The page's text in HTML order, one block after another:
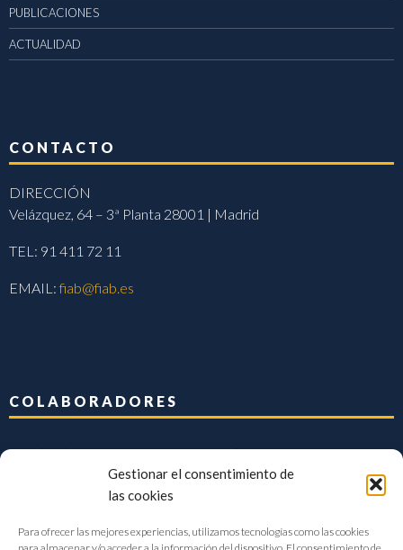
Gestionar el consentimiento de
las cookies
Para ofrecer las mejores experiencias, utilizamos tecnologías como las cookies
PUBLICACIONES
ACTUALIDAD
CONTACTO
DIRECCIÓN
Velázquez, 64 – 3ª Planta 28001 | Madrid
TEL: 91 411 72 11
EMAIL:fiab@fiab.es
COLABORADORES